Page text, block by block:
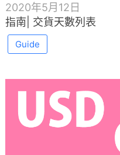
2020年5月12日
指南| 交貨天數列表
Guide